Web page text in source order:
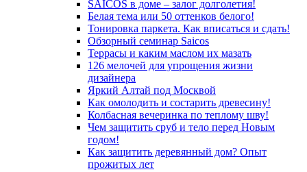
SAICOS в доме – залог долголетия!
Белая тема или 50 оттенков белого!
Тонировка паркета. Как вписаться и сдать!
Обзорный семинар Saicos
Террасы и каким маслом их мазать
126 мелочей для упрощения жизни
дизайнера
Яркий Алтай под Москвой
Как омолодить и состарить древесину!
Колбасная вечеринка по теплому шву!
Чем защитить сруб и тело перед Новым
годом!
Как защитить деревянный дом? Опыт
прожитых лет